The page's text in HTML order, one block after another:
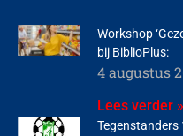
Workshop
bij BiblioPlus:
4 augustus
Lees verder »
Tegenstanders